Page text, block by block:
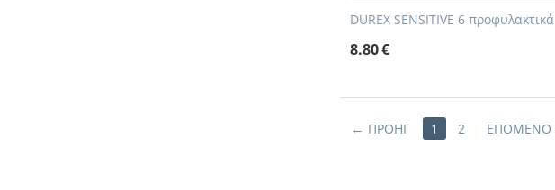
DUREX SENSITIVE 6 προφυλακτικά
8.80€
ΠΡΟΗΓ 1 2 ΕΠΌΜΕΝΟ